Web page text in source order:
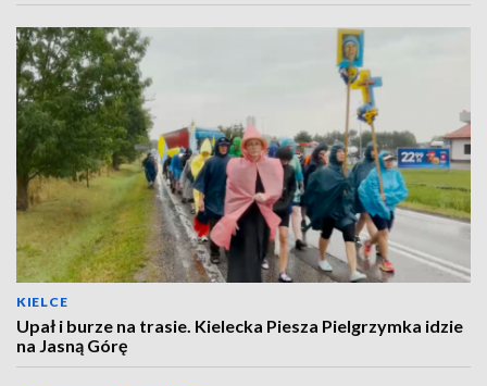
KIELCE
Upał i burze na trasie. Kielecka Piesza Pielgrzymka idzie
na Jasną Górę